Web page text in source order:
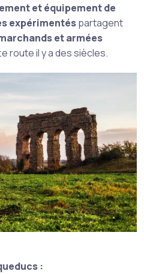
et équipement de
expérimentéspartagent
et armées
route il y a des siècles.
: